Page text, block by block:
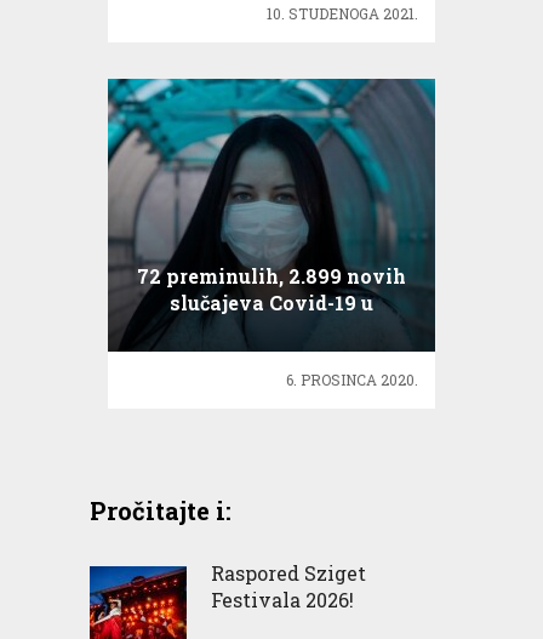
10. STUDENOGA 2021.
72 preminulih, 2.899 novih
slučajeva Covid-19 u
Hrvatskoj
6. PROSINCA 2020.
Pročitajte i:
Raspored Sziget
Festivala 2026!